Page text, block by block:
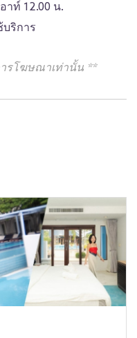
าท์ 12.00 น.
บริการ
รโฆษณาเท่านั้น **